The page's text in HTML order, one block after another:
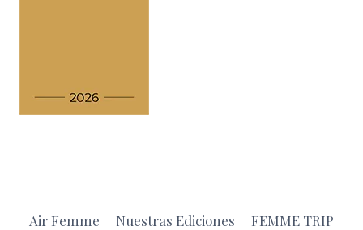
Air Femme Nuestras Ediciones
FEMME TRIP